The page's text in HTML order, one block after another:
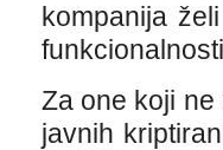
kompanija
Za one koji
javnih